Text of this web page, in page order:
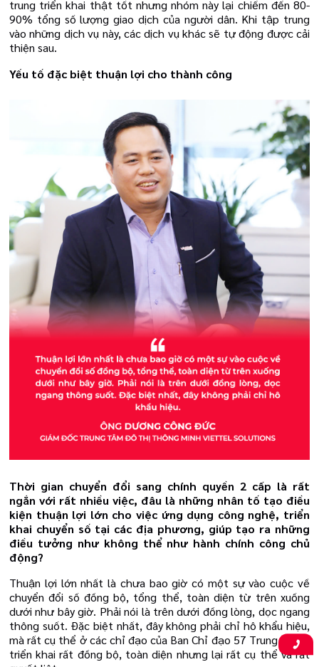
trung triển khai thật tốt nhưng nhóm này lại chiếm đến 80-
90% tổng số lượng giao dịch của người dân. Khi tập trung
vào những dịch vụ này, các dịch vụ khác sẽ tự động được cải
thiện sau.
Yếu tố đặc biệt thuận lợi cho thành công
Thời gian chuyển đổi sang chính quyền 2 cấp là rất
ngắn với rất nhiều việc, đâu là những nhân tố tạo điều
kiện thuận lợi lớn cho việc ứng dụng công nghệ, triển
khai chuyển số tại các địa phương, giúp tạo ra những
điều tưởng như không thể như hành chính công chủ
động?
Thuận lợi lớn nhất là chưa bao giờ có một sự vào cuộc về
chuyển đổi số đồng bộ, tổng thể, toàn diện từ trên xuống
dưới như bây giờ. Phải nói là trên dưới đồng lòng, dọc ngang
thông suốt. Đặc biệt nhất, đây không phải chỉ hô khẩu hiệu,
mà rất cụ thể ở các chỉ đạo của Ban Chỉ đạo 57 Trung ương:
triển khai rất đồng bộ, toàn diện nhưng lại rất cụ thể và rất